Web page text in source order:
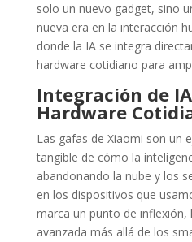
solo un nuevo gadget, sino
nueva era en la interacción
donde la IA se integra
hardware cotidiano para
Integración de
Hardware
Las gafas de Xiaomi son un
tangible de cómo la
abandonando la nube y los
en los dispositivos que
marca un punto de
avanzada más allá de los